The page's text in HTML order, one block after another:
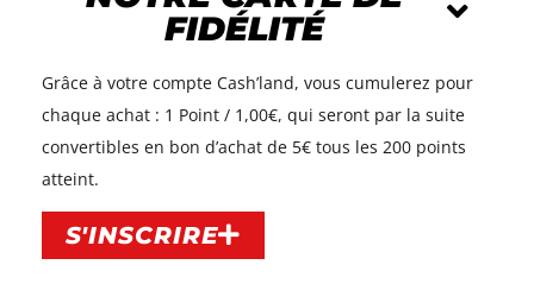
FIDÉLITÉ
Grâce à votre compte Cash’land, vous cumulerez pour
chaque achat : 1 Point / 1,00€, qui seront par la suite
convertibles en bon d’achat de 5€ tous les 200 points
atteint.​
S'INSCRIRE